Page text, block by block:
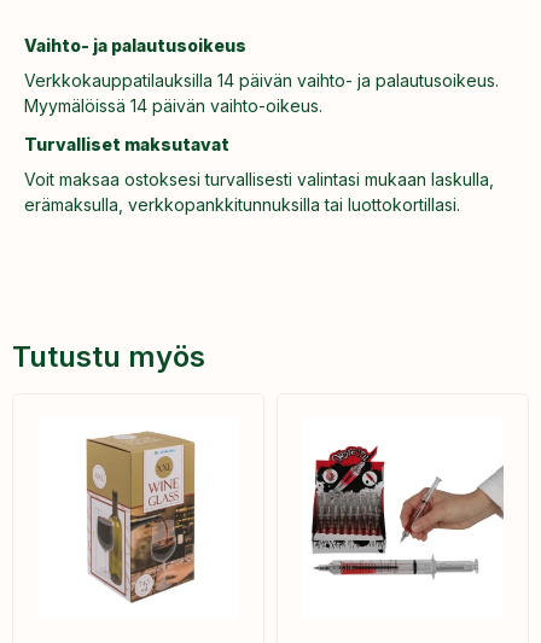
Vaihto- ja palautusoikeus
Verkkokauppatilauksilla 14 päivän vaihto- ja palautusoikeus.
Myymälöissä 14 päivän vaihto-oikeus.
Turvalliset maksutavat
Voit maksaa ostoksesi turvallisesti valintasi mukaan laskulla,
erämaksulla, verkkopankkitunnuksilla tai luottokortillasi.
Tutustu myös